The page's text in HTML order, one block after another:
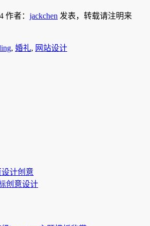
作者： jackchen 发表，转载请注明来
, 婚礼, 网站设计
计创意
创意设计